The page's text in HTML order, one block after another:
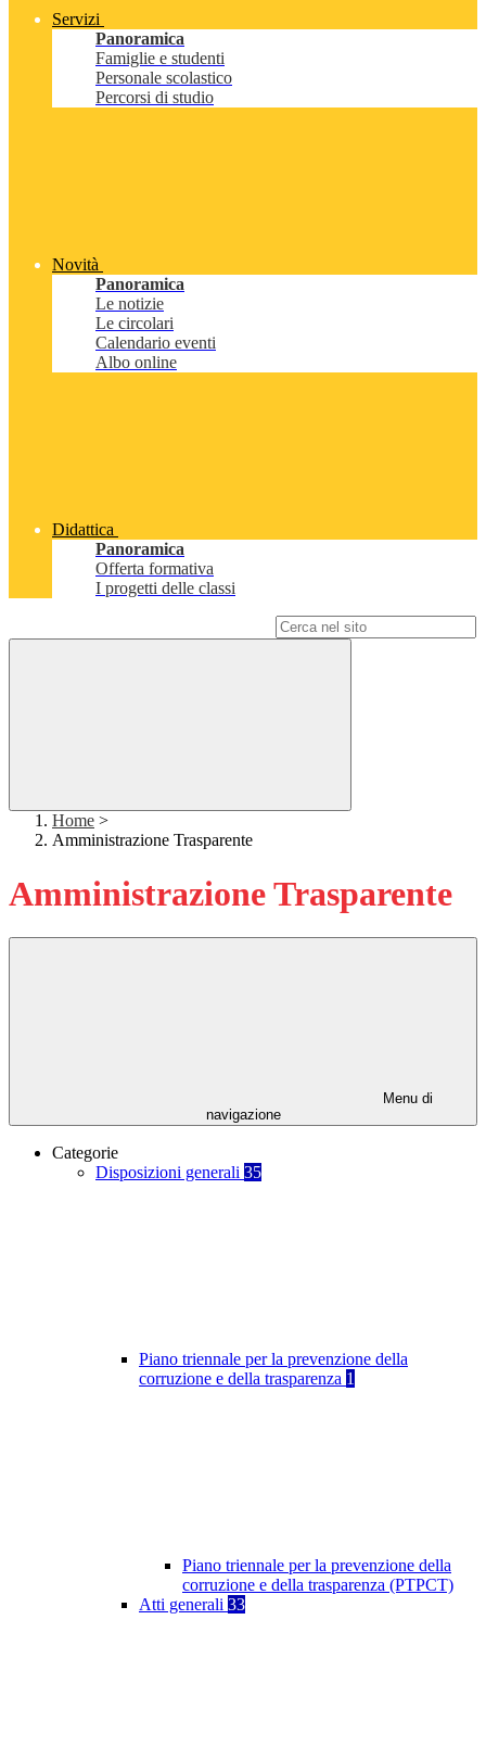
Servizi
Panoramica
Famiglie e studenti
Personale scolastico
Percorsi di studio
Novità
Panoramica
Le notizie
Le circolari
Calendario eventi
Albo online
Didattica
Panoramica
Offerta formativa
I progetti delle classi
Home >
Amministrazione Trasparente
Amministrazione Trasparente
Menu di
navigazione
Categorie
Disposizioni generali 35
Piano triennale per la prevenzione della
corruzione e della trasparenza 1
Piano triennale per la prevenzione della
corruzione e della trasparenza (PTPCT)
Atti generali 33